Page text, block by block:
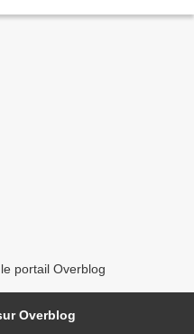
portail Overblog
Overblog